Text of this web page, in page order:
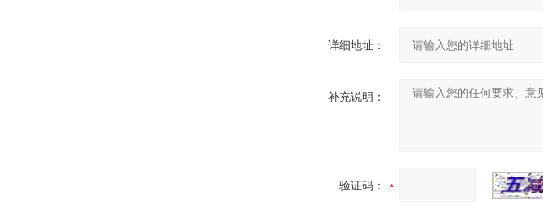
详细地址：
补充说明：
验证码：